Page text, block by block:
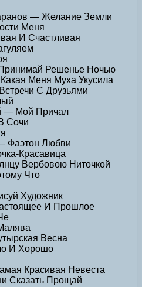
— Желание Земли
Меня
И Счастливая
Решенье Ночью
Меня Муха Укусила
С Друзьями
— Мой Причал
Сочи
Фаэтон Любви
Красавица
Вербовою Ниточкой
Что
Художник
И Прошлое
Весна
И Хорошо
Красивая Невеста
Сказать Прощай